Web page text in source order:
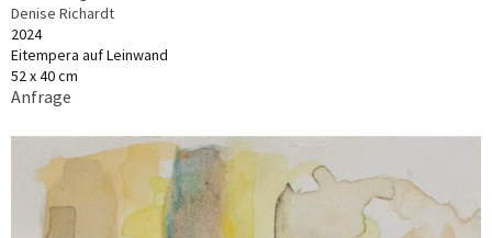
Denise Richardt
2024
Eitempera auf Leinwand
52 x 40 cm
Anfrage